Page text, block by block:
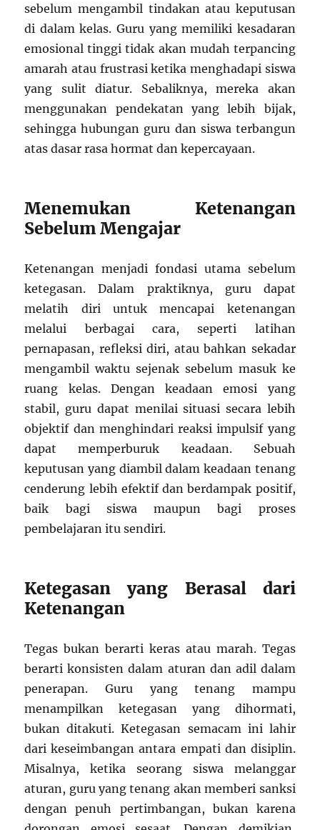
sebelum mengambil tindakan atau keputusan
di dalam kelas. Guru yang memiliki kesadaran
emosional tinggi tidak akan mudah terpancing
amarah atau frustrasi ketika menghadapi siswa
yang sulit diatur. Sebaliknya, mereka akan
menggunakan pendekatan yang lebih bijak,
sehingga hubungan guru dan siswa terbangun
atas dasar rasa hormat dan kepercayaan.
Menemukan Ketenangan
Sebelum Mengajar
Ketenangan menjadi fondasi utama sebelum
ketegasan. Dalam praktiknya, guru dapat
melatih diri untuk mencapai ketenangan
melalui berbagai cara, seperti latihan
pernapasan, refleksi diri, atau bahkan sekadar
mengambil waktu sejenak sebelum masuk ke
ruang kelas. Dengan keadaan emosi yang
stabil, guru dapat menilai situasi secara lebih
objektif dan menghindari reaksi impulsif yang
dapat memperburuk keadaan. Sebuah
keputusan yang diambil dalam keadaan tenang
cenderung lebih efektif dan berdampak positif,
baik bagi siswa maupun bagi proses
pembelajaran itu sendiri.
Ketegasan yang Berasal dari
Ketenangan
Tegas bukan berarti keras atau marah. Tegas
berarti konsisten dalam aturan dan adil dalam
penerapan. Guru yang tenang mampu
menampilkan ketegasan yang dihormati,
bukan ditakuti. Ketegasan semacam ini lahir
dari keseimbangan antara empati dan disiplin.
Misalnya, ketika seorang siswa melanggar
aturan, guru yang tenang akan memberi sanksi
dengan penuh pertimbangan, bukan karena